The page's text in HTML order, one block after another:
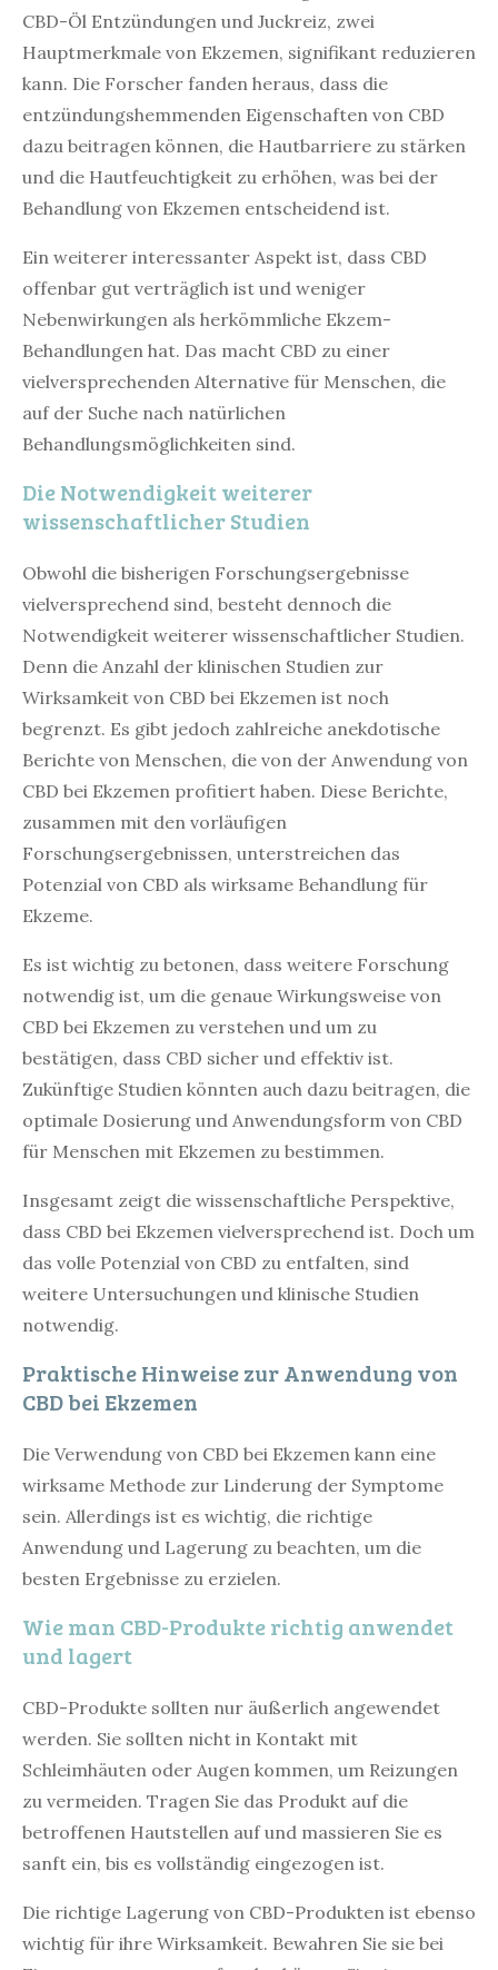
CBD-Öl Entzündungen und Juckreiz, zwei
Hauptmerkmale von Ekzemen, signifikant reduzieren
kann. Die Forscher fanden heraus, dass die
entzündungshemmenden Eigenschaften von CBD
dazu beitragen können, die Hautbarriere zu stärken
und die Hautfeuchtigkeit zu erhöhen, was bei der
Behandlung von Ekzemen entscheidend ist.
Ein weiterer interessanter Aspekt ist, dass CBD
offenbar gut verträglich ist und weniger
Nebenwirkungen als herkömmliche Ekzem-
Behandlungen hat. Das macht CBD zu einer
vielversprechenden Alternative für Menschen, die
auf der Suche nach natürlichen
Behandlungsmöglichkeiten sind.
Die Notwendigkeit weiterer
wissenschaftlicher Studien
Obwohl die bisherigen Forschungsergebnisse
vielversprechend sind, besteht dennoch die
Notwendigkeit weiterer wissenschaftlicher Studien.
Denn die Anzahl der klinischen Studien zur
Wirksamkeit von CBD bei Ekzemen ist noch
begrenzt. Es gibt jedoch zahlreiche anekdotische
Berichte von Menschen, die von der Anwendung von
CBD bei Ekzemen profitiert haben. Diese Berichte,
zusammen mit den vorläufigen
Forschungsergebnissen, unterstreichen das
Potenzial von CBD als wirksame Behandlung für
Ekzeme.
Es ist wichtig zu betonen, dass weitere Forschung
notwendig ist, um die genaue Wirkungsweise von
CBD bei Ekzemen zu verstehen und um zu
bestätigen, dass CBD sicher und effektiv ist.
Zukünftige Studien könnten auch dazu beitragen, die
optimale Dosierung und Anwendungsform von CBD
für Menschen mit Ekzemen zu bestimmen.
Insgesamt zeigt die wissenschaftliche Perspektive,
dass CBD bei Ekzemen vielversprechend ist. Doch um
das volle Potenzial von CBD zu entfalten, sind
weitere Untersuchungen und klinische Studien
notwendig.
Praktische Hinweise zur Anwendung von
CBD bei Ekzemen
Die Verwendung von CBD bei Ekzemen kann eine
wirksame Methode zur Linderung der Symptome
sein. Allerdings ist es wichtig, die richtige
Anwendung und Lagerung zu beachten, um die
besten Ergebnisse zu erzielen.
Wie man CBD-Produkte richtig anwendet
und lagert
CBD-Produkte sollten nur äußerlich angewendet
werden. Sie sollten nicht in Kontakt mit
Schleimhäuten oder Augen kommen, um Reizungen
zu vermeiden. Tragen Sie das Produkt auf die
betroffenen Hautstellen auf und massieren Sie es
sanft ein, bis es vollständig eingezogen ist.
Die richtige Lagerung von CBD-Produkten ist ebenso
wichtig für ihre Wirksamkeit. Bewahren Sie sie bei